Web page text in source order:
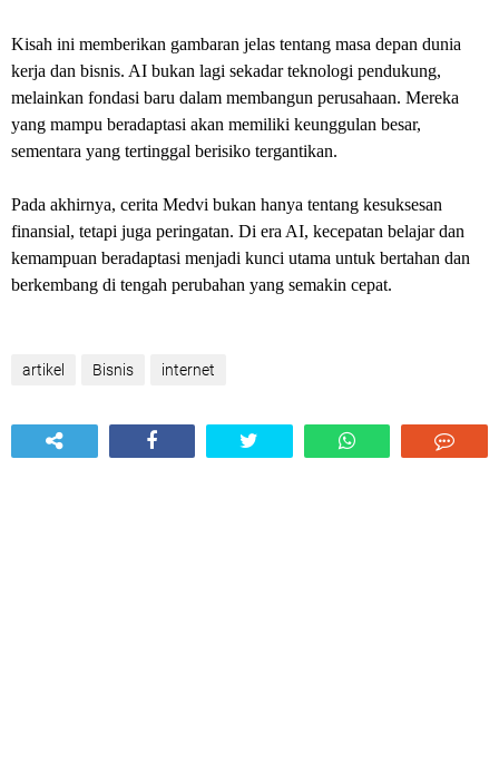
Kisah ini memberikan gambaran jelas tentang masa depan dunia
kerja dan bisnis. AI bukan lagi sekadar teknologi pendukung,
melainkan fondasi baru dalam membangun perusahaan. Mereka
yang mampu beradaptasi akan memiliki keunggulan besar,
sementara yang tertinggal berisiko tergantikan.
Pada akhirnya, cerita Medvi bukan hanya tentang kesuksesan
finansial, tetapi juga peringatan. Di era AI, kecepatan belajar dan
kemampuan beradaptasi menjadi kunci utama untuk bertahan dan
berkembang di tengah perubahan yang semakin cepat.
artikel Bisnis internet